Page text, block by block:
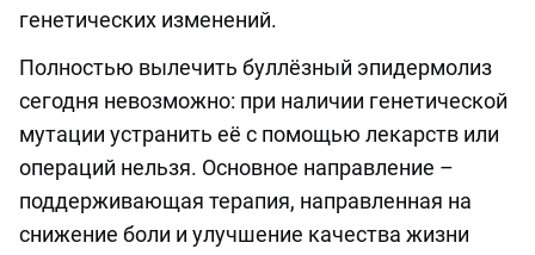
генетических изменений.
Полностью вылечить буллёзный эпидермолиз
сегодня невозможно: при наличии генетической
мутации устранить её с помощью лекарств или
операций нельзя. Основное направление –
поддерживающая терапия, направленная на
снижение боли и улучшение качества жизни